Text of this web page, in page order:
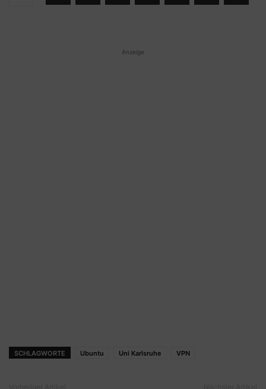
Anzeige
SCHLAGWORTE Ubuntu Uni Karlsruhe VPN